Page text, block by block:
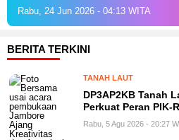
Rabu, 24 Jun 2026 - 04:13 WITA
BERITA TERKINI
TANAH LAUT
DP3AP2KB Tanah
Perkuat Peran PIK-
Rabu, 5 Agu 2026 - 20:27